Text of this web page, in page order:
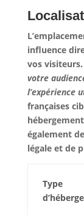
influence
vos visiteurs.
votre
l’expérience
françaises
également
légale et de
Type